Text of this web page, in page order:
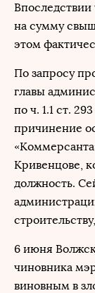
на сумму
этом
По запросу
главы
по ч. 1.1 ст.
причинение
Кривенцове,
должность.
6 июня
чиновника
виновным в